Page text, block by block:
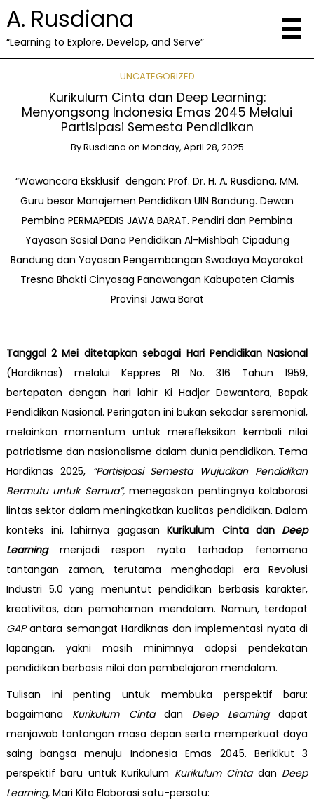
A. Rusdiana
“Learning to Explore, Develop, and Serve”
UNCATEGORIZED
Kurikulum Cinta dan Deep Learning:
Menyongsong Indonesia Emas 2045 Melalui
Partisipasi Semesta Pendidikan
ByRusdiana on Monday, April 28, 2025
“Wawancara Eksklusif dengan: Prof. Dr. H. A. Rusdiana, MM.
Guru besar Manajemen Pendidikan UIN Bandung. Dewan
Pembina PERMAPEDIS JAWA BARAT. Pendiri dan Pembina
Yayasan Sosial Dana Pendidikan Al-Mishbah Cipadung
Bandung dan Yayasan Pengembangan Swadaya Mayarakat
Tresna Bhakti Cinyasag Panawangan Kabupaten Ciamis
Provinsi Jawa Barat
Tanggal 2 Mei ditetapkan sebagai Hari Pendidikan Nasional
(Hardiknas) melalui Keppres RI No. 316 Tahun 1959,
bertepatan dengan hari lahir Ki Hadjar Dewantara, Bapak
Pendidikan Nasional. Peringatan ini bukan sekadar seremonial,
melainkan momentum untuk merefleksikan kembali nilai
patriotisme dan nasionalisme dalam dunia pendidikan. Tema
Hardiknas 2025, “Partisipasi Semesta Wujudkan Pendidikan
Bermutu untuk Semua”,menegaskan pentingnya kolaborasi
lintas sektor dalam meningkatkan kualitas pendidikan. Dalam
konteks ini, lahirnya gagasanKurikulum Cintadan Deep
Learningmenjadi respon nyata terhadap fenomena
tantangan zaman, terutama menghadapi era Revolusi
Industri 5.0 yang menuntut pendidikan berbasis karakter,
kreativitas, dan pemahaman mendalam. Namun, terdapat
GAPantara semangat Hardiknas dan implementasi nyata di
lapangan, yakni masih minimnya adopsi pendekatan
pendidikan berbasis nilai dan pembelajaran mendalam.
Tulisan ini penting untuk membuka perspektif baru:
bagaimana Kurikulum Cintadan Deep Learningdapat
menjawab tantangan masa depan serta memperkuat daya
saing bangsa menuju Indonesia Emas 2045. Berikikut 3
perspektif baru untuk Kurikulum Kurikulum Cintadan Deep
Learning, Mari Kita Elaborasi satu-persatu: